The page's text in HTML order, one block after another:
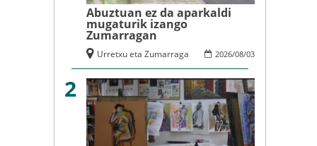
Abuztuan ez da aparkaldi
mugaturik izango
Zumarragan
2026/08/03
Urretxu eta Zumarraga
2